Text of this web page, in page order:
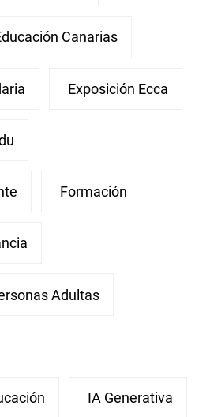
Canarias
Exposición Ecca
Formación
Adultas
IA Generativa